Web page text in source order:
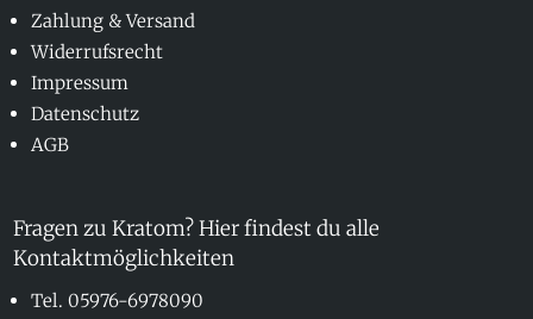
Zahlung & Versand
Widerrufsrecht
Impressum
Datenschutz
AGB
Fragen zu Kratom? Hier findest du alle
Kontaktmöglichkeiten
Tel. 05976-6978090